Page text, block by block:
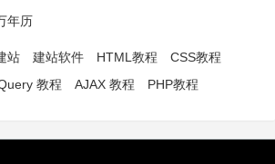
年历
站 建站软件 HTML教程
CSS教程
教程
AJAX 教程 PHP教程